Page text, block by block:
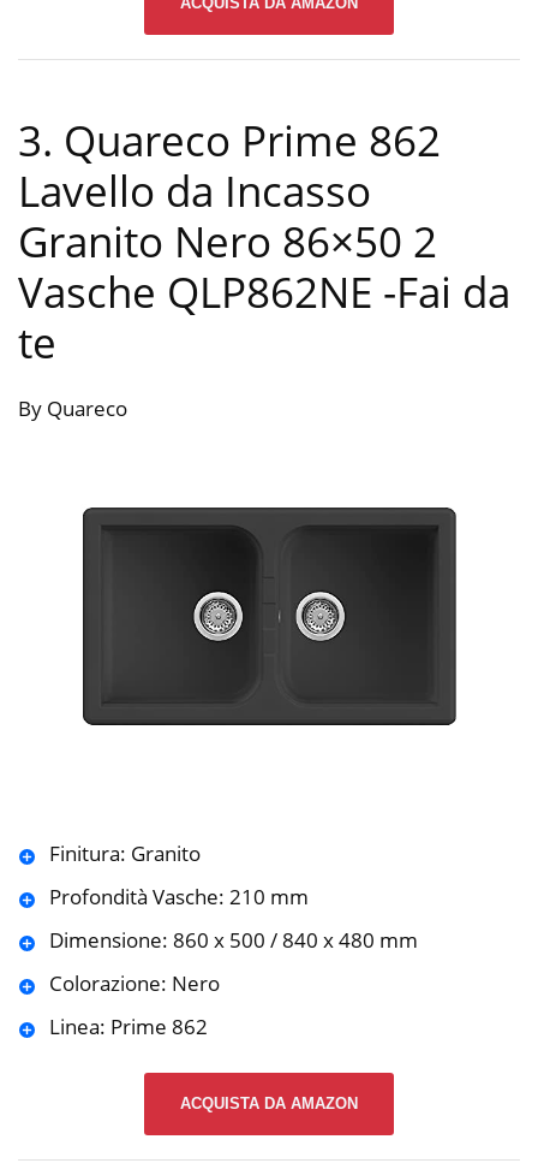
3. Quareco Prime 862
Lavello da Incasso
Granito Nero 86×50 2
Vasche QLP862NE -Fai da
te
By Quareco
Finitura: Granito
Profondità Vasche: 210 mm
Dimensione: 860 x 500 / 840 x 480 mm
Colorazione: Nero
Linea: Prime 862
ACQUISTA DA AMAZON